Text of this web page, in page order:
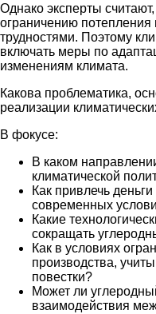
Однако эксперты
ограничению потепления
трудностями. Поэтому
включать меры по
изменениям климата.
Какова проблематика,
реализации
В фокусе:
В каком
климатической
Как привлечь
современных
Какие
сокращать
Как в условиях
производства,
повестки?
Может ли
взаимодействия